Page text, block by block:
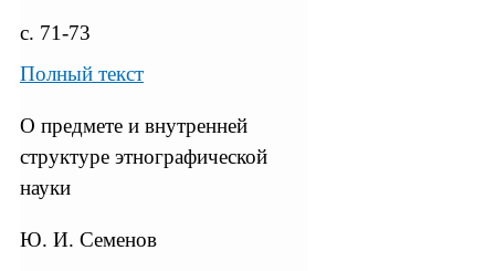
с. 71-73
Полный текст
О предмете и внутренней
структуре этнографической
науки
Ю. И. Семенов